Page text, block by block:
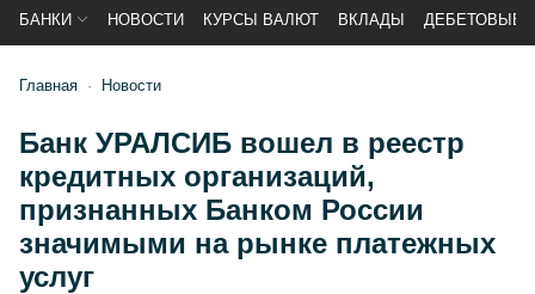
БАНКИ НОВОСТИ КУРСЫ ВАЛЮТ ВКЛАДЫ ДЕБЕТОВЫЕ
Главная Новости
Банк УРАЛСИБ вошел в реестр
кредитных организаций,
признанных Банком России
значимыми на рынке платежных
услуг